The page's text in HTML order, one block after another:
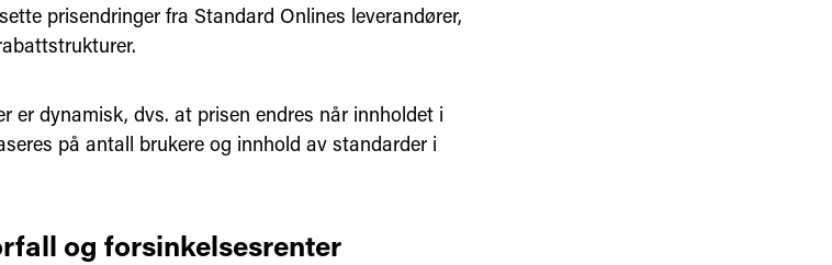
prisendringer fra Standard Onlines leverandører,
er dynamisk, dvs. at prisen endres når innholdet i
på antall brukere og innhold av standarder i
og forsinkelsesrenter